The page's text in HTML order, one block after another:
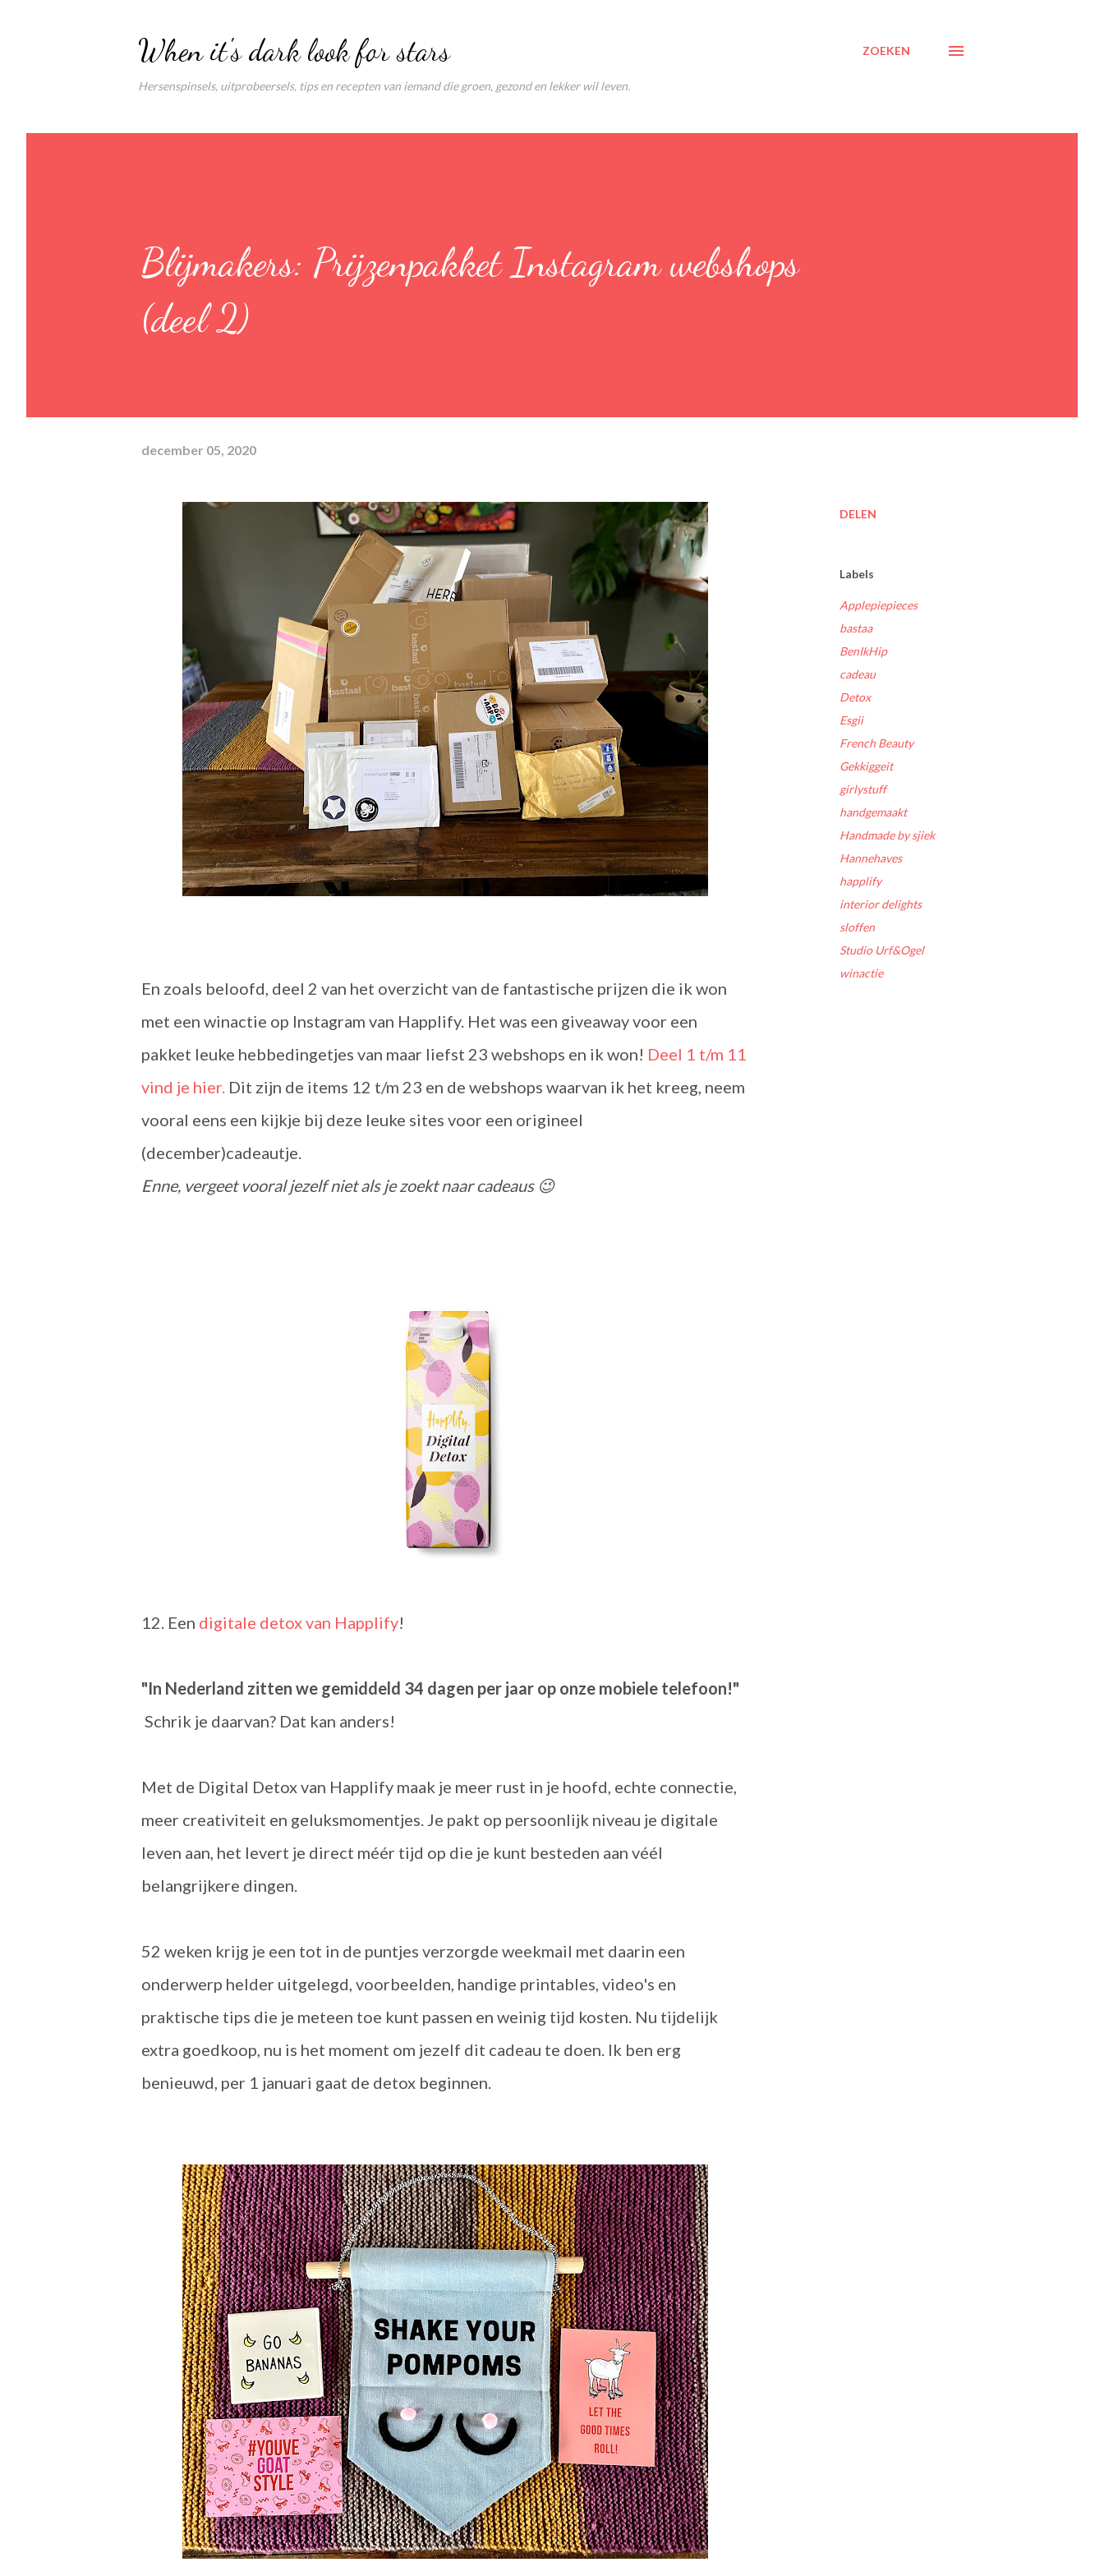
When it's dark look for stars
Hersenspinsels, uitprobeersels, tips en recepten van iemand die groen, gezond en lekker wil leven.
ZOEKEN
Blijmakers: Prijzenpakket Instagram webshops
(deel 2)
december 05, 2020
En zoals beloofd, deel 2 van het overzicht van de fantastische prijzen die ik won
met een winactie op Instagram van Happlify. Het was een giveaway voor een
pakket leuke hebbedingetjes van maar liefst 23 webshops en ik won! Deel 1 t/m 11
vind je hier. Dit zijn de items 12 t/m 23 en de webshops waarvan ik het kreeg, neem
vooral eens een kijkje bij deze leuke sites voor een origineel
(december)cadeautje.
Enne, vergeet vooral jezelf niet als je zoekt naar cadeaus 😉
12. Een digitale detox van Happlify!
"In Nederland zitten we gemiddeld 34 dagen per jaar op onze mobiele telefoon!"
Schrik je daarvan? Dat kan anders!
Met de Digital Detox van Happlify maak je meer rust in je hoofd, echte connectie,
meer creativiteit en geluksmomentjes. Je pakt op persoonlijk niveau je digitale
leven aan, het levert je direct méér tijd op die je kunt besteden aan véél
belangrijkere dingen.
52 weken krijg je een tot in de puntjes verzorgde weekmail met daarin een
onderwerp helder uitgelegd, voorbeelden, handige printables, video's en
praktische tips die je meteen toe kunt passen en weinig tijd kosten. Nu tijdelijk
extra goedkoop, nu is het moment om jezelf dit cadeau te doen. Ik ben erg
benieuwd, per 1 januari gaat de detox beginnen.
DELEN
Labels
Applepiepieces
bastaa
BenIkHip
cadeau
Detox
Esgii
French Beauty
Gekkiggeit
girlystuff
handgemaakt
Handmade by sjiek
Hannehaves
happlify
interior delights
sloffen
Studio Urf&Ogel
winactie